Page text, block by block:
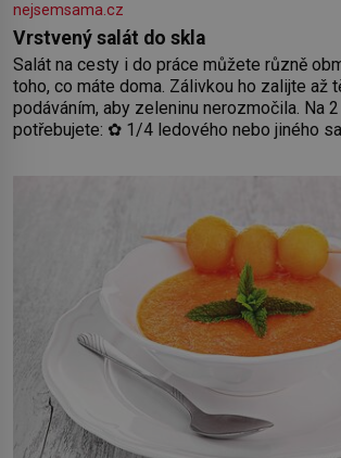
nejsemsama.cz
Vrstvený salát do skla
Salát na cesty i do práce můžete různě
toho, co máte doma. Zálivkou ho zalijte až
podáváním, aby zeleninu nerozmočila. Na
potřebujete: ✿ 1/4 ledového nebo jiného
2 rajčata Zálivka: ✿ 4 lžíce olivového oleje